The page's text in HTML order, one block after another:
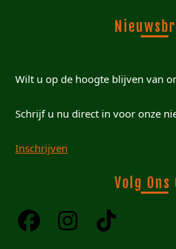
Wilt u op de hoogte blijven van
Schrijf u nu direct in voor onze
Inschrijven
Volg Ons